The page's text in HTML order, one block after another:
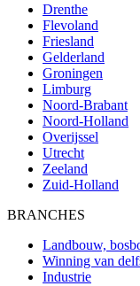
Drenthe
Flevoland
Friesland
Gelderland
Groningen
Limburg
Noord-Brabant
Noord-Holland
Overijssel
Utrecht
Zeeland
Zuid-Holland
BRANCHES
Landbouw,
Winning van
Industrie